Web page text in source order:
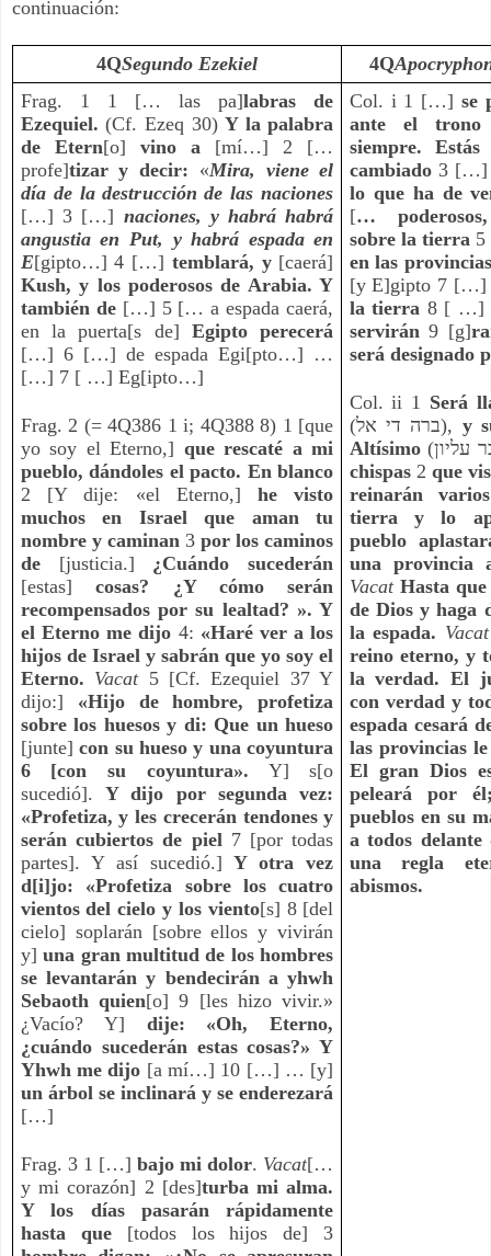
continuación:
4QSegundo Ezekiel 4Q
Frag. 1 1 [… las pa]labras de
Ezequiel. (Cf. Ezeq 30) Y la palabra
de Etern[o] vino a [mí…] 2 […
profe]tizar y decir: «Mira, viene el
día de la destrucción de las naciones
[…] 3 […] naciones, y habrá habrá
angustia en Put, y habrá espada en
E[gipto…] 4 […] temblará, y
Kush, y los poderosos de Arabia. Y
también de […] 5 [… a espada caerá,
en la puerta[s de]
[…] 6 […] de espada Egi[pto…] …
[…] 7 [ …] Eg[ipto…]
Frag. 2 (= 4Q386 1 i; 4Q388 8) 1 [que
yo soy el Eterno,] que rescaté a mi
pueblo, dándoles el pacto. En blanco
2 [Y dije: «el Eterno,] he visto
muchos en Israel que aman tu
nombre y caminan 3 por los caminos
de [justicia.]
[estas] cosas? ¿Y cómo serán
recompensados ​​por su lealtad? ». Y
el Eterno me dijo 4: «Haré ver a los
hijos de Israel y sabrán que yo soy el
Eterno. Vacat 5 [Cf. Ezequiel 37 Y
dijo:] «Hijo de hombre, profetiza
[junte] con su hueso y una coyuntura
6 [con su coyuntura». Y] s[o
sucedió]. Y dijo por segunda vez:
«Profetiza, y les crecerán tendones y
serán cubiertos de piel 7 [por todas
partes]. Y así sucedió.] Y otra vez
d[i]jo: «Profetiza sobre los cuatro
vientos del cielo y los viento[s] 8 [del
cielo] soplarán [sobre ellos y vivirán
y] una gran multitud de los hombres
se levantarán y bendecirán a yhwh
Sebaoth quien[o] 9 [les hizo vivir.»
¿Vacío? Y] dije: «Oh, Eterno,
¿cuándo sucederán estas cosas?» Y
Yhwh me dijo
un árbol se inclinará y se enderezará
[…]
Frag. 3 1 […] bajo mi dolor. Vacat[…
y mi corazón] 2 [des]turba mi alma.
Y los días pasarán rápidamente
hasta que
Col. i 1 […] se
ante el trono
siempre.
cambiado 3 […]
lo que ha de
[…
sobre la tierra
en las provincias
[y E]gipto 7
la tierra 8 [ …]
servirán 9 [g]
será designado
Col. ii 1
(ברה די אל), y
Altísimo
chispas 2 que
reinarán
tierra y lo
pueblo
una
Vacat Hasta
de Dios y haga
la espada.
reino eterno, y
la verdad. El
con verdad y
espada cesará
las provincias
El gran Dios
peleará por
pueblos en su
a todos
una regla
abismos.